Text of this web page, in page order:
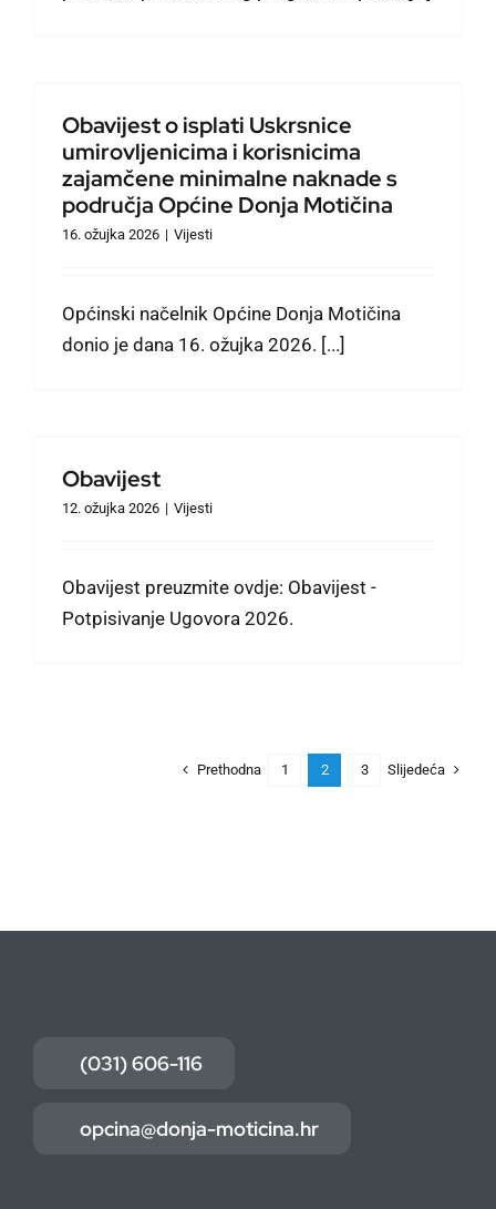
Obavijest o isplati Uskrsnice
umirovljenicima i korisnicima
zajamčene minimalne naknade s
područja Općine Donja Motičina
16. ožujka 2026 | Vijesti
Općinski načelnik Općine Donja Motičina
donio je dana 16. ožujka 2026. [...]
Obavijest
12. ožujka 2026 | Vijesti
Obavijest preuzmite ovdje: Obavijest -
Potpisivanje Ugovora 2026.
Prethodna 1 2 3 Slijedeća
(031) 606-116
opcina@donja-moticina.hr